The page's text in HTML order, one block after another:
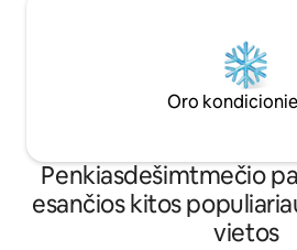
Oro
Penkiasdešimtmečio
esančios kitos
vietos